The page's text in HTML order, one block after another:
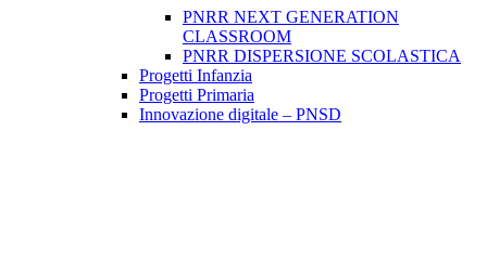
PNRR NEXT GENERATION
CLASSROOM
PNRR DISPERSIONE SCOLASTICA
Progetti Infanzia
Progetti Primaria
Innovazione digitale – PNSD